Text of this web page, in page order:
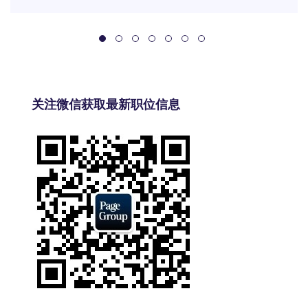
关注微信获取最新职位信息